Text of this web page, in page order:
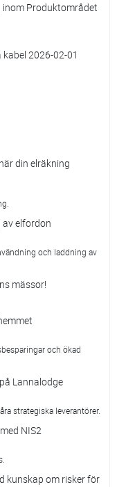
Produktområdet
2026-02-01
din elräkning
elfordon
och laddning av
mässor!
och ökad
Lannalodge
strategiska leverantörer.
NIS2
kunskap om risker för